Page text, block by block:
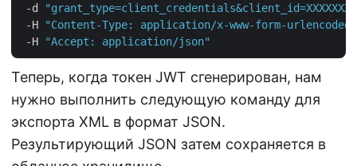
-d
"grant_type=client_credentials&client_id=XXXXXXX-
-H
"Content-Type: application/x-www-form-urlencoded"
-H
"Accept: application/json"
Теперь, когда токен JWT сгенерирован, нам
нужно выполнить следующую команду для
экспорта XML в формат JSON.
Результирующий JSON затем сохраняется в